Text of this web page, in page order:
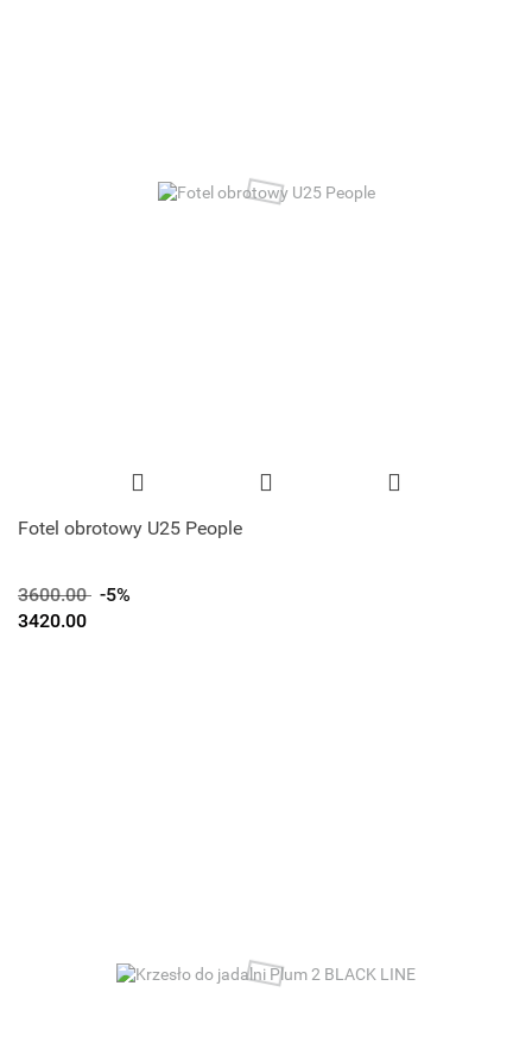
Fotel obrotowy U25 People
3600.00 -5%
3420.00